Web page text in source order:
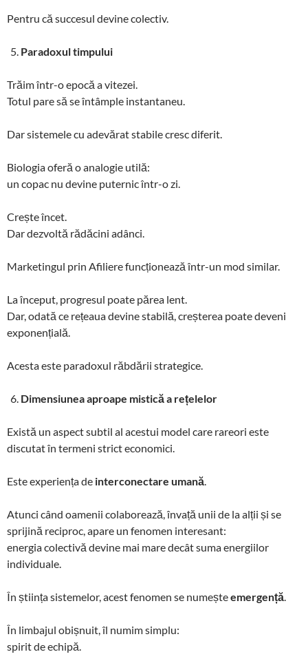
Pentru că succesul devine colectiv.
Paradoxul timpului
Trăim într-o epocă a vitezei.
Totul pare să se întâmple instantaneu.
Dar sistemele cu adevărat stabile cresc diferit.
Biologia oferă o analogie utilă:
un copac nu devine puternic într-o zi.
Crește încet.
Dar dezvoltă rădăcini adânci.
Marketingul prin Afiliere funcționează într-un mod similar.
La început, progresul poate părea lent.
Dar, odată ce rețeaua devine stabilă, creșterea poate deveni
exponențială.
Acesta este paradoxul răbdării strategice.
Dimensiunea aproape mistică a rețelelor
Există un aspect subtil al acestui model care rareori este
discutat în termeni strict economici.
Este experiența de interconectare umană.
Atunci când oamenii colaborează, învață unii de la alții și se
sprijină reciproc, apare un fenomen interesant:
energia colectivă devine mai mare decât suma energiilor
individuale.
În știința sistemelor, acest fenomen se numeșteemergență.
În limbajul obișnuit, îl numim simplu:
spirit de echipă.